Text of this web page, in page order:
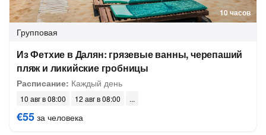
10 часов
Групповая
Из Фетхие в Далян: грязевые ванны, черепаший
пляж и ликийские гробницы
Расписание: Каждый день
10 авг в 08:00 12 авг в 08:00
€55 за человека